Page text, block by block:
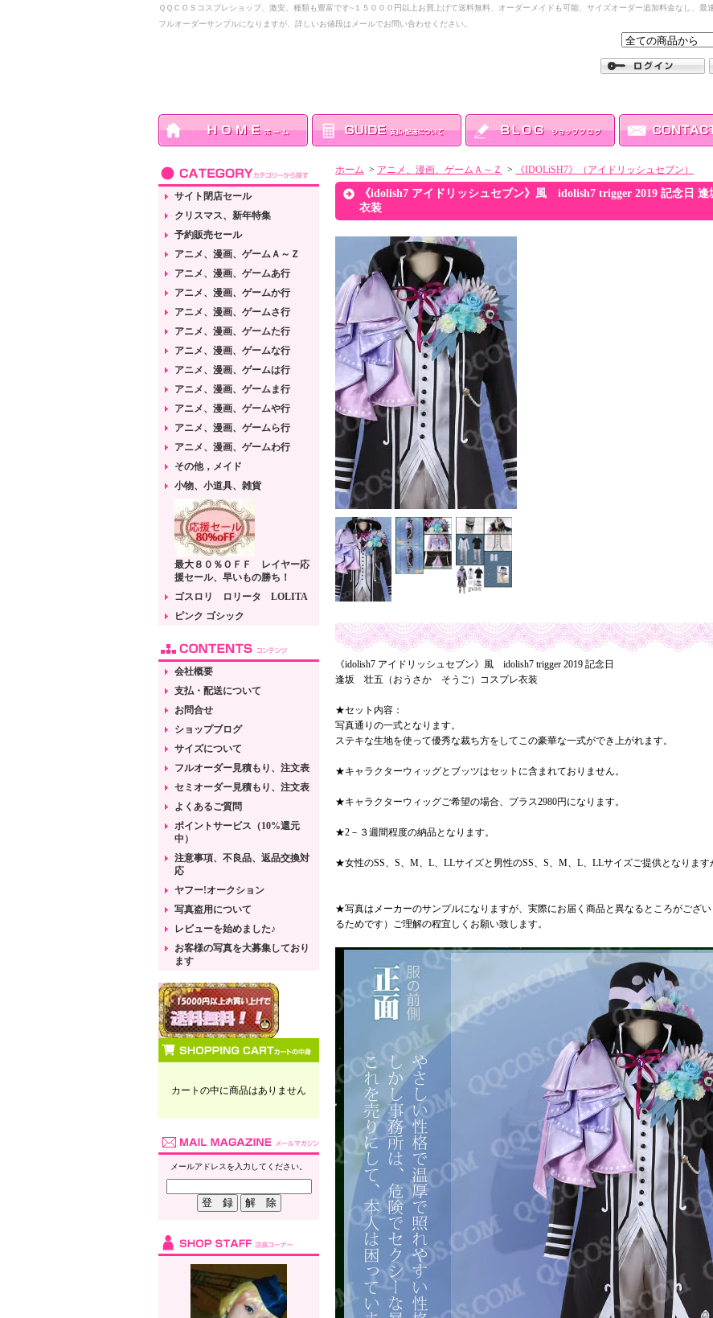
ＱＱＣＯＳコスプレショップ、激安、種類も豊富です~１５０００円以上お買上げて送料無料、オーダーメイドも可能、サイズオーダー追加料金なし、
フルオーダーサンプルになりますが、詳しいお値段はメールでお問い合わせください。
サイト閉店セール
クリスマス、新年特集
予約販売セール
アニメ、漫画、ゲームＡ～Ｚ
アニメ、漫画、ゲームあ行
アニメ、漫画、ゲームか行
アニメ、漫画、ゲームさ行
アニメ、漫画、ゲームた行
アニメ、漫画、ゲームな行
アニメ、漫画、ゲームは行
アニメ、漫画、ゲームま行
アニメ、漫画、ゲームや行
アニメ、漫画、ゲームら行
アニメ、漫画、ゲームわ行
その他，メイド
小物、小道具、雑貨
最大８０％ＯＦＦ レイヤー応
援セール、早いもの勝ち！
ゴスロリ ロリータ LOLITA
ピンク ゴシック
会社概要
支払・配送について
お問合せ
ショップブログ
サイズについて
フルオーダー見積もり、注文表
セミオーダー見積もり、注文表
よくあるご質問
ポイントサービス（10%還元
中）
注意事項、不良品、返品交換対
応
ヤフー!オークション
写真盗用について
レビューを始めました♪
お客様の写真を大募集しており
ます
カートの中に商品はありません
メールアドレスを入力してください。
ホーム > アニメ、漫画、ゲームＡ～Ｚ > 《IDOLiSH7》（アイドリッシュセブン）
《idolish7 アイドリッシュセブン》風 idolish7 trigger 2019 記念日
衣装
《idolish7 アイドリッシュセブン》風 idolish7 trigger 2019 記念日
逢坂 壮五（おうさか そうご）コスプレ衣装
★セット内容：
写真通りの一式となります。
ステキな生地を使って優秀な裁ち方をしてこの豪華な一式ができ上がれます。
★キャラクターウィッグとブッツはセットに含まれておりません。
★キャラクターウィッグご希望の場合、プラス2980円になります。
★2－３週間程度の納品となります。
★女性のSS、S、M、L、LLサイズと男性のSS、S、M、L、LLサイズご提供となります
★写真はメーカーのサンプルになりますが、実際にお届く商品と異なるところがござ
るためです）ご理解の程宜しくお願い致します。